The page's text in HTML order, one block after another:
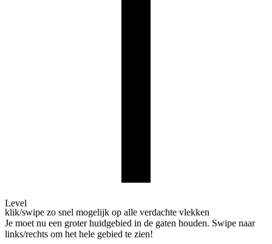
Level
klik/swipe zo snel mogelijk op alle verdachte vlekken
Je moet nu een groter huidgebied in de gaten houden. Swipe naar
links/rechts om het hele gebied te zien!